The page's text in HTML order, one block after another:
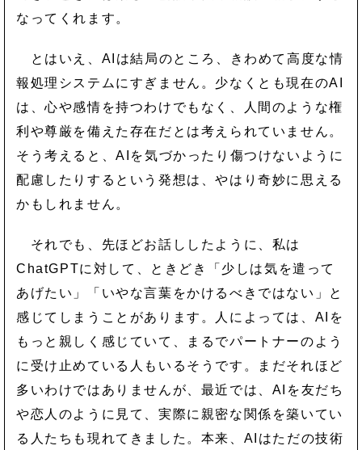
なってくれます。
とはいえ、AIは結局のところ、きわめて高度な情
報処理システムにすぎません。少なくとも現在のAI
は、心や感情を持つわけでもなく、人間のような権
利や尊厳を備えた存在だとは考えられていません。
そう考えると、AIを気づかったり傷つけないように
配慮したりするという発想は、やはり奇妙に思える
かもしれません。
それでも、先ほどお話ししたように、私は
ChatGPTに対して、ときどき「少しは気を遣って
あげたい」「いやな言葉をかけるべきではない」と
感じてしまうことがあります。人によっては、AIを
もっと親しく感じていて、まるでパートナーのよう
に受け止めている人もいるそうです。まだそれほど
多いわけではありませんが、最近では、AIを友だち
や恋人のように見て、実際に親密な関係を築いてい
る人たちも現れてきました。本来、AIはただの技術